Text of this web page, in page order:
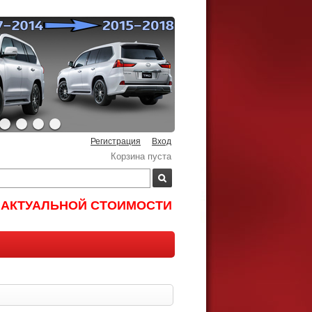
Регистрация Вход
Корзина пуста
СТОИМОСТИ